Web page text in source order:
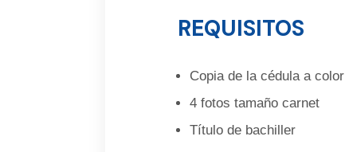
REQUISITOS
Copia de la cédula a color
4 fotos tamaño carnet
Título de bachiller